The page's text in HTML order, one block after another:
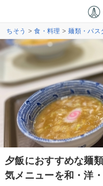
ちそう >食・料理 >麺類・パス
夕飯におすすめな麺
気メニューを和・洋